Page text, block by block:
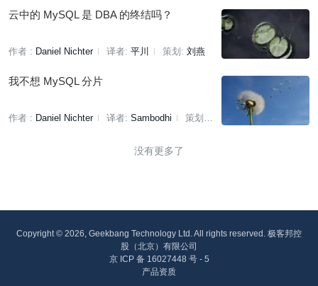
云中的 MySQL 是 DBA 的终结吗？
作者 : Daniel Nichter 译者: 平川 策划: 刘燕
我不想 MySQL 分片
作者 : Daniel Nichter 译者: Sambodhi
策划:
没有更多了
Copyright © 2026, Geekbang Technology Ltd. All rights reserved. 极客邦控
股（北京）有限公司
京 ICP 备 16027448 号 - 5
产品资质